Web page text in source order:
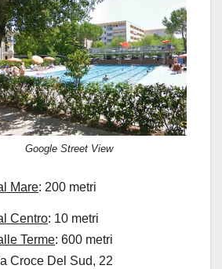
Google Street View
Mare: 200 metri
Centro: 10 metri
Terme: 600 metri
Croce Del Sud, 22